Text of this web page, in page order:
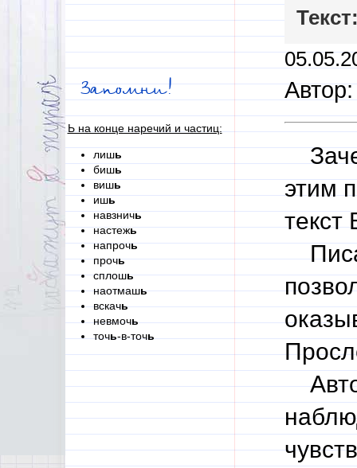
Запомни!
Ь на конце наречий и частиц:
лишь
бишь
вишь
ишь
навзничь
настежь
напрочь
прочь
сплошь
наотмашь
вскачь
невмочь
точь-в-точь
этим
текст